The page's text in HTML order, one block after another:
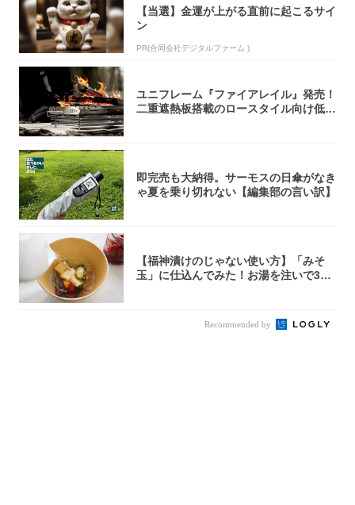
【当選】金運が上がる直前に起こるサイ
ン
PR(合同会社デジタルファーム )
ユニフレーム『ファイアレイル』発売！
二重遮熱板搭載のロースタイル向け低型
即完売も大納得。サーモスの日傘がなき
ゃ夏を乗り切れない【編集部の言い訳】
【福神漬けのじゃない使い方】「みそ
玉」に仕込んでみた！お湯を注いで30
Recommended by